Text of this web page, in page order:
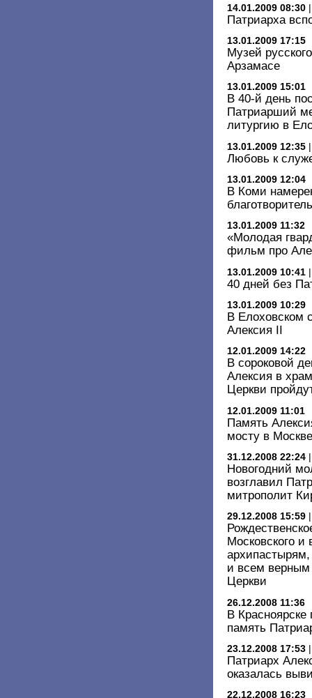
14.01.2009 08:30
Патриарха
13.01.2009 17:15
Музей
Арзамасе
13.01.2009 15:01
В 40-й день
Патриарший
литургию в
13.01.2009 12:35
Любовь к
13.01.2009 12:04
В Коми
13.01.2009 11:32
«Молодая
фильм про
13.01.2009 10:41
40 дней без
13.01.2009 10:29
В Елоховском
Алексия II
12.01.2009 14:22
В сороковой
Алексия в
Церкви
12.01.2009 11:01
Память
мосту в Москве
31.12.2008 22:24
Новогодний
возглавил
митрополит
29.12.2008 15:59
Московского
и всем верным
Церкви
26.12.2008 11:36
В Красноярске
память
23.12.2008 17:53
Патриарх
оказалась
22.12.2008 16:23